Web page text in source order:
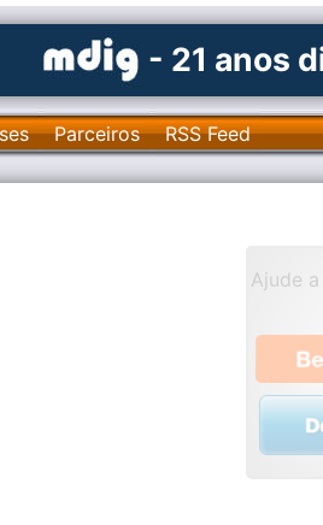
- 21 anos
Parceiros RSS Feed
Ajude